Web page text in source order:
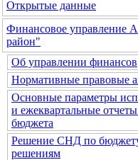
Открытые данные
Финансовое управление
район"
Об управлении финансов
Нормативные правовые
Основные параметры
и ежеквартальные
бюджета
Решение СНД по
решениям